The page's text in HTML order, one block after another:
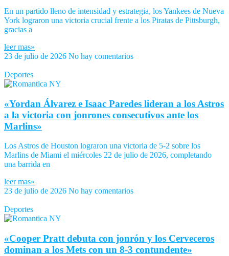
En un partido lleno de intensidad y estrategia, los Yankees de Nueva
York lograron una victoria crucial frente a los Piratas de Pittsburgh,
gracias a
leer mas»
23 de julio de 2026 No hay comentarios
Deportes
«Yordan Álvarez e Isaac Paredes lideran a los Astros
a la victoria con jonrones consecutivos ante los
Marlins»
Los Astros de Houston lograron una victoria de 5-2 sobre los
Marlins de Miami el miércoles 22 de julio de 2026, completando
una barrida en
leer mas»
23 de julio de 2026 No hay comentarios
Deportes
«Cooper Pratt debuta con jonrón y los Cerveceros
dominan a los Mets con un 8-3 contundente»